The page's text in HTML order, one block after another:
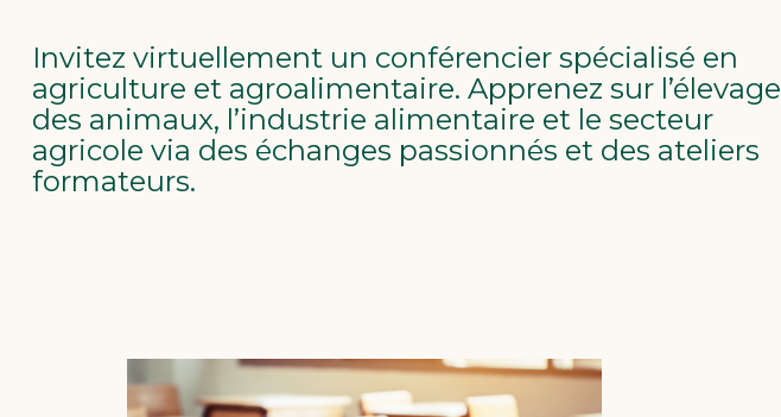
Invitez virtuellement un conférencier spécialisé en
agriculture et agroalimentaire. Apprenez sur l’élevage
des animaux, l’industrie alimentaire et le secteur
agricole via des échanges passionnés et des ateliers
formateurs.